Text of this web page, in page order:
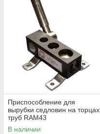
Приспособление для
вырубки седловин на торцах
труб RAM43
В наличии